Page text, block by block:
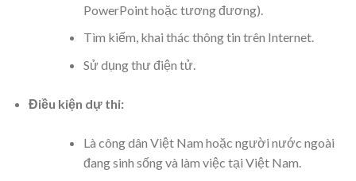
PowerPoint hoặc tương đương).
Tìm kiếm, khai thác thông tin trên Internet.
Sử dụng thư điện tử.
Điều kiện dự thi:
Là công dân Việt Nam hoặc người nước ngoài
đang sinh sống và làm việc tại Việt Nam.